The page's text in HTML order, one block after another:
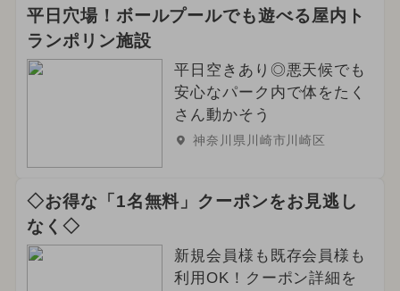
平日穴場！ボールプールでも遊べる屋内ト
ランポリン施設
平日空きあり◎悪天候でも
安心なパーク内で体をたく
さん動かそう
神奈川県川崎市川崎区
◇お得な「1名無料」クーポンをお見逃し
なく◇
新規会員様も既存会員様も
利用OK！クーポン詳細を